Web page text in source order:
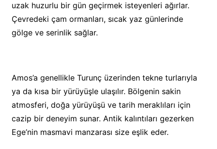
uzak huzurlu bir gün geçirmek isteyenleri ağırlar.
Çevredeki çam ormanları, sıcak yaz günlerinde
gölge ve serinlik sağlar.
Amos’a genellikle Turunç üzerinden tekne turlarıyla
ya da kısa bir yürüyüşle ulaşılır. Bölgenin sakin
atmosferi, doğa yürüyüşü ve tarih meraklıları için
cazip bir deneyim sunar. Antik kalıntıları gezerken
Ege’nin masmavi manzarası size eşlik eder.